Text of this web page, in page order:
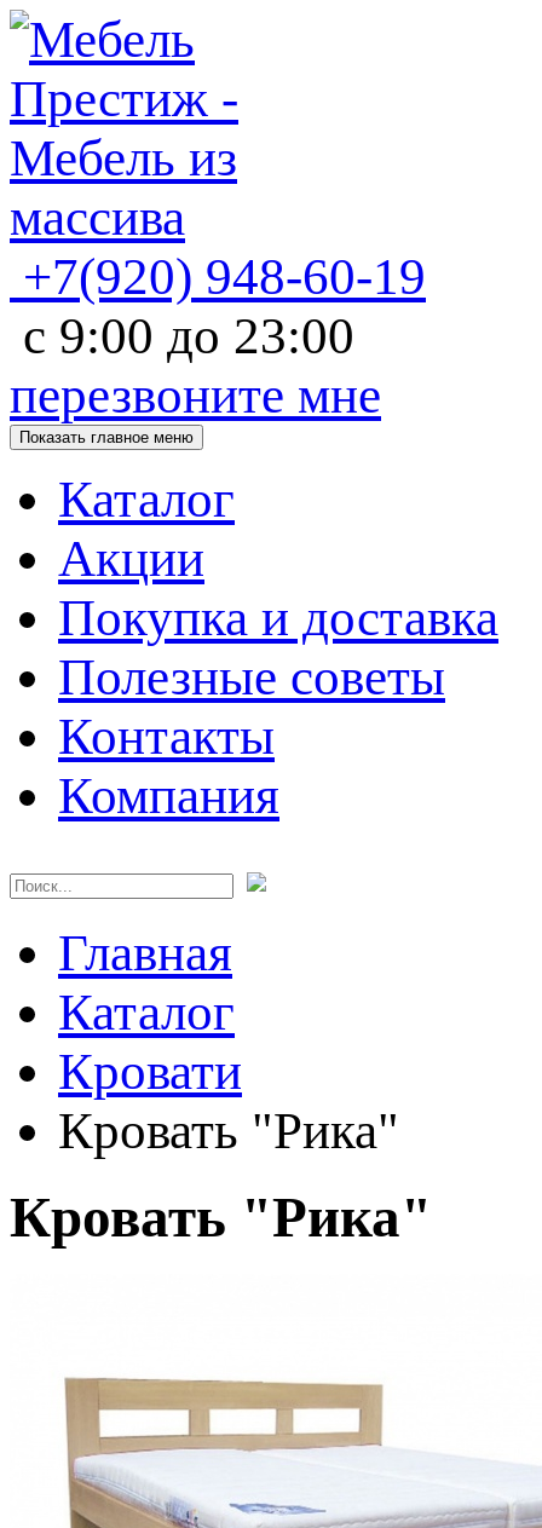
+7(920) 948-60-19
с 9:00 до 23:00
перезвоните мне
Показать главное меню
Каталог
Акции
Покупка и доставка
Полезные советы
Контакты
Компания
Главная
Каталог
Кровати
Кровать "Рика"
Кровать "Рика"